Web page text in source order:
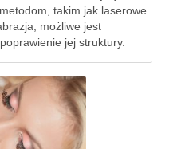
takim jak laserowe
możliwe jest
jej struktury.